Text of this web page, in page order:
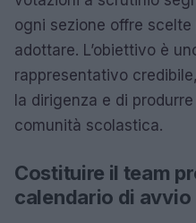
ogni sezione offre
adottare. L’obiettivo è
rappresentativo
la dirigenza e di
comunità scolastica.
Costituire il team
calendario di avvio